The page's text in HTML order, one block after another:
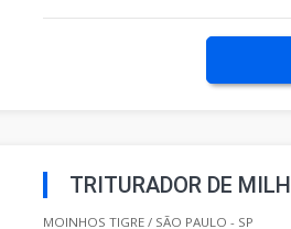
TRITURADOR DE
MOINHOS TIGRE / SÃO PAULO - SP